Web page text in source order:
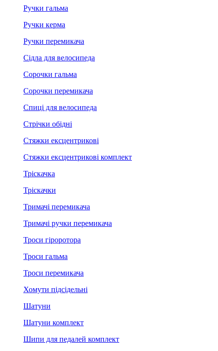
Ручки гальма
Ручки керма
Ручки перемикача
Сідла для велосипеда
Сорочки гальма
Сорочки перемикача
Спиці для велосипеда
Стрічки обідні
Стяжки ексцентрикові
Стяжки ексцентрикові комплект
Тріскачка
Тріскачки
Тримачі перемикача
Тримачі ручки перемикача
Троси гіроротора
Троси гальма
Троси перемикача
Хомути підсідельні
Шатуни
Шатуни комплект
Шипи для педалей комплект